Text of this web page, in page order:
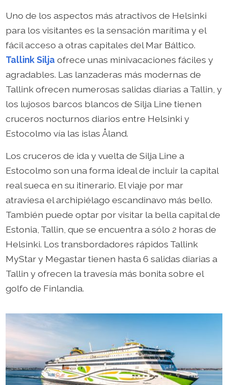
Uno de los aspectos más atractivos de Helsinki
para los visitantes es la sensación marítima y el
fácil acceso a otras capitales del Mar Báltico.
Tallink Silja ofrece unas minivacaciones fáciles y
agradables. Las lanzaderas más modernas de
Tallink ofrecen numerosas salidas diarias a Tallin, y
los lujosos barcos blancos de Silja Line tienen
cruceros nocturnos diarios entre Helsinki y
Estocolmo vía las islas Åland.
Los cruceros de ida y vuelta de Silja Line a
Estocolmo son una forma ideal de incluir la capital
real sueca en su itinerario. El viaje por mar
atraviesa el archipiélago escandinavo más bello.
También puede optar por visitar la bella capital de
Estonia, Tallin, que se encuentra a sólo 2 horas de
Helsinki. Los transbordadores rápidos Tallink
MyStar y Megastar tienen hasta 6 salidas diarias a
Tallin y ofrecen la travesía más bonita sobre el
golfo de Finlandia.